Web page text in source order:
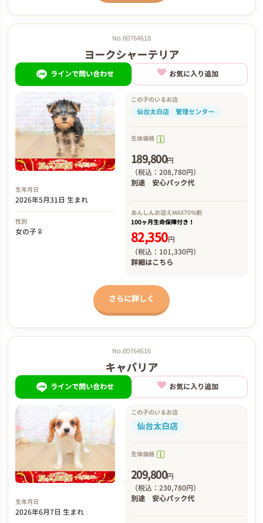
No.00764618
ヨークシャーテリア
ラインで問い合わせ お気に入り追加
生年月日
2026年5月31日 生まれ
性別
女の子♀
この子のいるお店
仙台太白店 管理センター
生体価格
189,800円
（税込：208,780円）
別途 安心パック代
あんしんお迎え MAX70%割
100ヶ月生命保障付き！
82,350円
（税込：101,330円）
詳細はこちら
さらに詳しく
No.00764616
キャバリア
ラインで問い合わせ お気に入り追加
生年月日
2026年6月7日 生まれ
この子のいるお店
仙台太白店
生体価格
209,800円
（税込：230,780円）
別途 安心パック代